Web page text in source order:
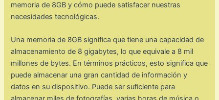
memoria de 8GB y cómo puede satisfacer nuestras
necesidades tecnológicas.
Una memoria de 8GB significa que tiene una capacidad de
almacenamiento de 8 gigabytes, lo que equivale a 8 mil
millones de bytes. En términos prácticos, esto significa que
puede almacenar una gran cantidad de información y
datos en su dispositivo. Puede ser suficiente para